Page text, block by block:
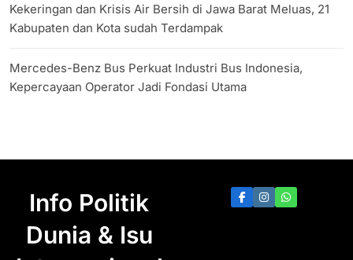
Kekeringan dan Krisis Air Bersih di Jawa Barat Meluas, 21
Kabupaten dan Kota sudah Terdampak
Mercedes-Benz Bus Perkuat Industri Bus Indonesia,
Kepercayaan Operator Jadi Fondasi Utama
Info Politik
Dunia & Isu